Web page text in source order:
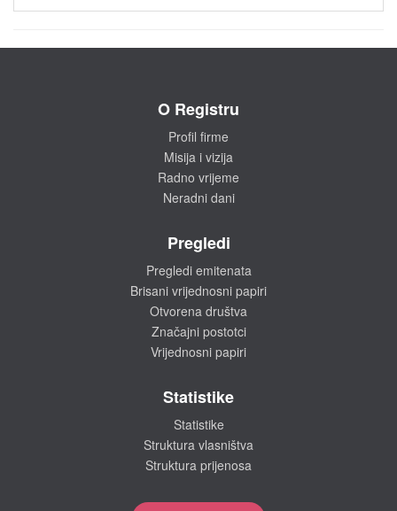
O Registru
Profil firme
Misija i vizija
Radno vrijeme
Neradni dani
Pregledi
Pregledi emitenata
Brisani vrijednosni papiri
Otvorena društva
Značajni postotci
Vrijednosni papiri
Statistike
Statistike
Struktura vlasništva
Struktura prijenosa